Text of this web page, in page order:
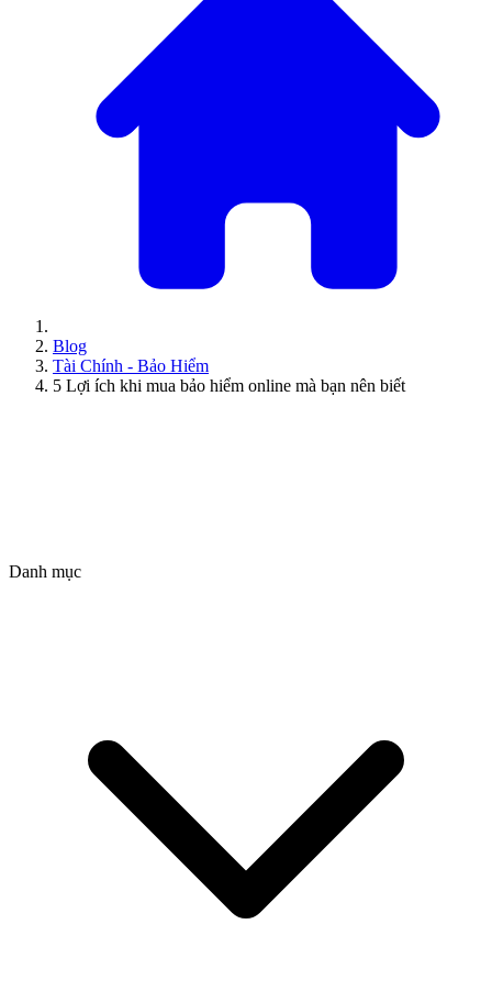
Blog
Tài Chính - Bảo Hiểm
5 Lợi ích khi mua bảo hiểm online mà bạn nên biết
Danh mục